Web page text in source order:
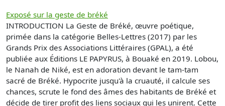
Exposé sur la geste de bréké
INTRODUCTION La Geste de Bréké, œuvre poétique,
primée dans la catégorie Belles-Lettres (2017) par les
Grands Prix des Associations Littéraires (GPAL), a été
publiée aux Éditions LE PAPYRUS, à Bouaké en 2019. Lobou,
le Nanah de Niké, est en adoration devant le tam-tam
sacré de Bréké. Hypocrite jusqu'à la cruauté, il calcule ses
chances, scrute le fond des âmes des habitants de Bréké et
décide de tirer profit des liens sociaux qui les unirent. Cette